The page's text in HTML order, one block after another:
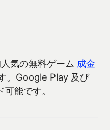
気の無料ゲーム 成金
。Google Play 及び
能です。